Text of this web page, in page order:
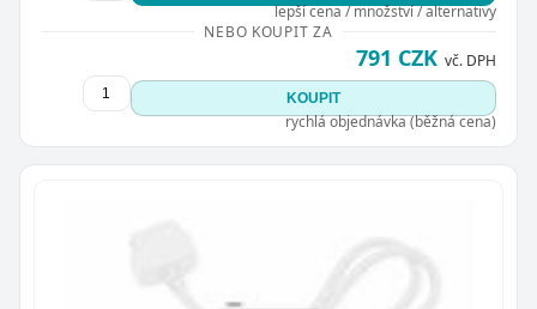
lepší cena / množství / alternativy
NEBO KOUPIT ZA
791 CZK vč. DPH
KOUPIT
rychlá objednávka (běžná cena)